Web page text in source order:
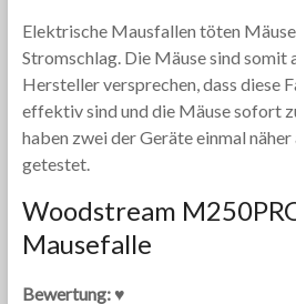
Elektrische Mausfallen töten
Stromschlag. Die Mäuse sind somit
Hersteller versprechen, dass diese
effektiv sind und die Mäuse sofort
haben zwei der Geräte einmal näher
getestet.
Woodstream
Mausefalle
Bewertung: ♥